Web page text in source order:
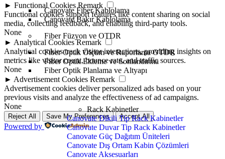
Canovate Fiber Kablolama
Canovate Bakır Kablolama
Fiber Füzyon ve OTDR
Fiber Optik Ölçüm ve Raporlama OTDR
Fiber Optik Ekleme ve Sonlandırma
Fiber Optik Planlama ve Altyapı
Rack Kabinetler
Canovate Dikili Tip Rack Kabinetler
Canovate Duvar Tip Rack Kabinetler
Canovate Güç Dağıtım Üniteleri
Canovate Dış Ortam Kabin Çözümleri
Canovate Aksesuarları
► Functional Cookies Remark
Functional cookies support features like content sharing on social
media, collecting feedback, and enabling third-party tools.
None
► Analytical Cookies Remark
Analytical cookies track visitor interactions, providing insights on
metrics like visitor count, bounce rate, and traffic sources.
None
► Advertisement Cookies Remark
Advertisement cookies deliver personalized ads based on your
previous visits and analyze the effectiveness of ad campaigns.
None
Reject All Save My Preferences Accept All
Powered by